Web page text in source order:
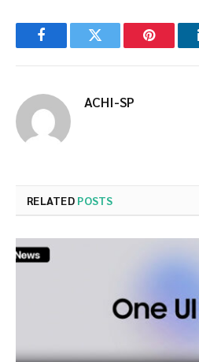
FacebookTwitter Pinterest
ACHI-SP
RELATED POSTS